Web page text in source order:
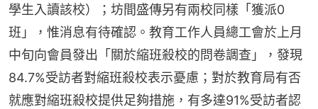
學生入讀該校）；坊間盛傳另有兩校同樣「獲派0
班」，惟消息有待確認。教育工作人員總工會於上月
中旬向會員發出「關於縮班殺校的問卷調查」，發現
84.7%受訪者對縮班殺校表示憂慮；對於教育局有否
就應對縮班殺校提供足夠措施，有多達91%受訪者認